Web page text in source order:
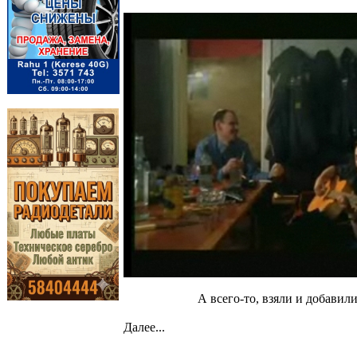
А всего-то, взяли и
Далее...